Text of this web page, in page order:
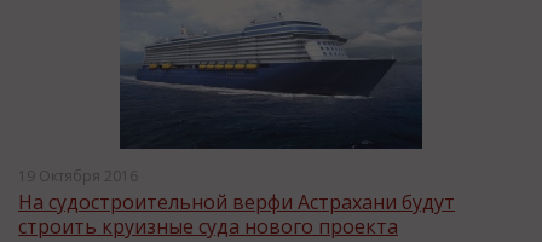
19 Октября 2016
На судостроительной верфи Астрахани будут
строить круизные суда нового проекта